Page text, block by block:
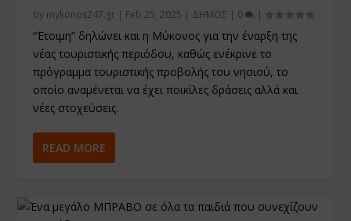
by mykonos247.gr | Feb 25, 2025 | ΔΗΜΟΣ | 0 |
“Έτοιμη” δηλώνει και η Μύκονος για την έναρξη της
νέας τουριστικής περιόδου, καθώς ενέκρινε το
πρόγραμμα τουριστικής προβολής του νησιού, το
οποίο αναμένεται να έχει ποικίλες δράσεις αλλά και
νέες στοχεύσεις.
READ MORE